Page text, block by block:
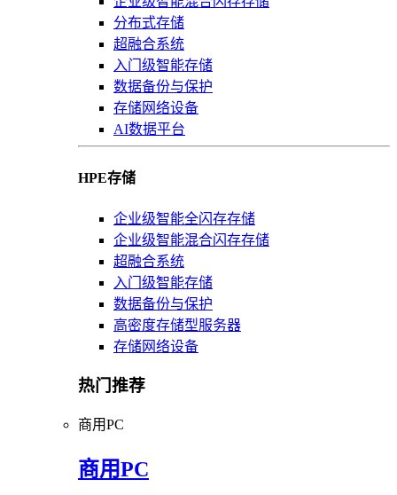
分布式存储
超融合系统
入门级智能存储
数据备份与保护
存储网络设备
AI数据平台
HPE存储
企业级智能全闪存存储
企业级智能混合闪存存储
超融合系统
入门级智能存储
数据备份与保护
高密度存储型服务器
存储网络设备
热门推荐
商用PC
商用PC